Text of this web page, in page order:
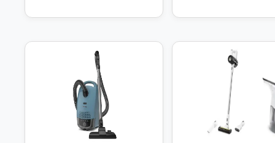
أضف إلى السلة أضف إلى السلة